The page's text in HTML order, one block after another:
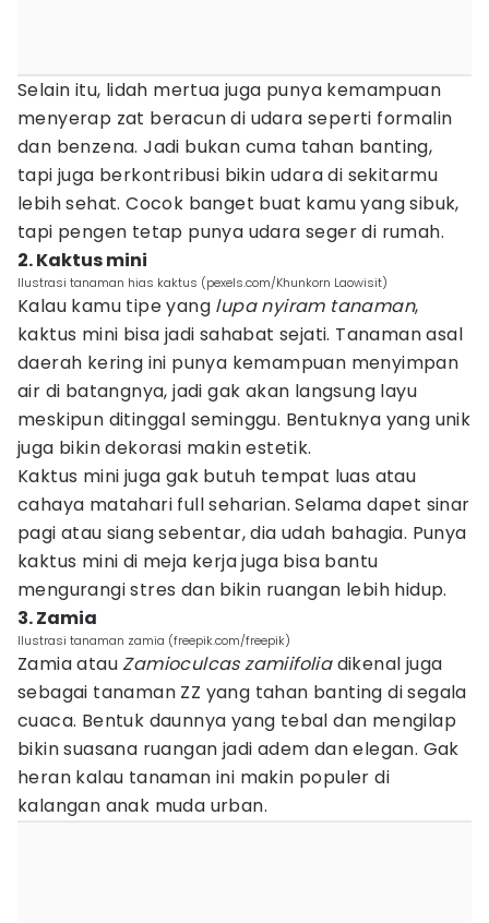
Selain itu, lidah mertua juga punya kemampuan
menyerap zat beracun di udara seperti formalin
dan benzena. Jadi bukan cuma tahan banting,
tapi juga berkontribusi bikin udara di sekitarmu
lebih sehat. Cocok banget buat kamu yang sibuk,
tapi pengen tetap punya udara seger di rumah.
2. Kaktus mini
Ilustrasi tanaman hias kaktus (pexels.com/Khunkorn Laowisit)
Kalau kamu tipe yang lupa nyiram tanaman,
kaktus mini bisa jadi sahabat sejati. Tanaman asal
daerah kering ini punya kemampuan menyimpan
air di batangnya, jadi gak akan langsung layu
meskipun ditinggal seminggu. Bentuknya yang unik
juga bikin dekorasi makin estetik.
Kaktus mini juga gak butuh tempat luas atau
cahaya matahari full seharian. Selama dapet sinar
pagi atau siang sebentar, dia udah bahagia. Punya
kaktus mini di meja kerja juga bisa bantu
mengurangi stres dan bikin ruangan lebih hidup.
3. Zamia
Ilustrasi tanaman zamia (freepik.com/freepik)
Zamia atauZamioculcas zamiifoliadikenal juga
sebagai tanaman ZZ yang tahan banting di segala
cuaca. Bentuk daunnya yang tebal dan mengilap
bikin suasana ruangan jadi adem dan elegan. Gak
heran kalau tanaman ini makin populer di
kalangan anak muda urban.